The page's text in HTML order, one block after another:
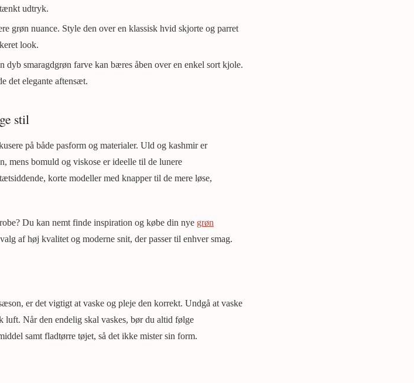
udtryk.
grøn nuance. Style den over en klassisk hvid skjorte og parret
look.
dyb smaragdgrøn farve kan bæres åben over en enkel sort kjole.
det elegante aftensæt.
stil
på både pasform og materialer. Uld og kashmir er
mens bomuld og viskose er ideelle til de lunere
korte modeller med knapper til de mere løse,
Du kan nemt finde inspiration og købe din nye grøn
af høj kvalitet og moderne snit, der passer til enhver smag.
er det vigtigt at vaske og pleje den korrekt. Undgå at vaske
Når den endelig skal vaskes, bør du altid følge
samt fladtørre tøjet, så det ikke mister sin form.